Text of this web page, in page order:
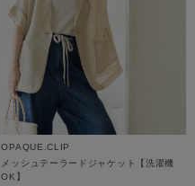
OPAQUE.CLIP
メッシュテーラードジャケット【洗濯機
OK】